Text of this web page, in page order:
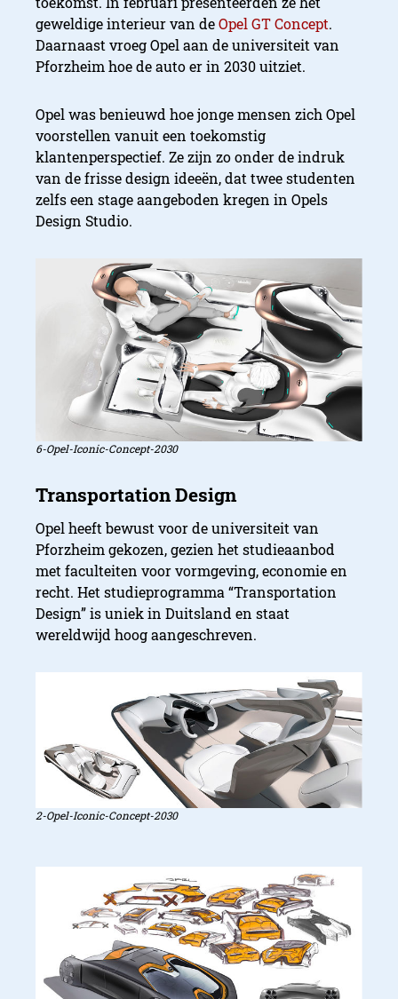
geweldige interieur van deOpel GT Concept.
Daarnaast vroeg Opel aan de universiteit van
Pforzheim hoe de auto er in 2030 uitziet.
Opel was benieuwd hoe jonge mensen zich Opel
voorstellen vanuit een toekomstig
klantenperspectief. Ze zijn zo onder de indruk
van de frisse design ideeën, dat twee studenten
zelfs een stage aangeboden kregen in Opels
Design Studio.
6-Opel-Iconic-Concept-2030
Opel heeft bewust voor de universiteit van
Pforzheim gekozen, gezien het studieaanbod
met faculteiten voor vormgeving, economie en
recht. Het studieprogramma “Transportation
Design” is uniek in Duitsland en staat
wereldwijd hoog aangeschreven.
2-Opel-Iconic-Concept-2030